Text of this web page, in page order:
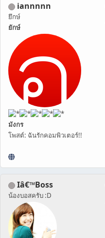
iannnnn
ยึกษ์
ยักษ์
มังกร
โพสต์: ฉันรักคอมพิวเตอร์!!
Iâ€™Boss
น้องบอสครับ :D